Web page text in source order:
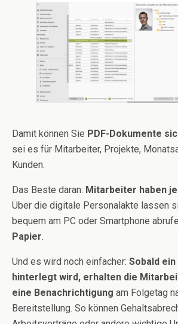
Damit können Sie PDF-Dokumente
sei es für Mitarbeiter, Projekte,
Kunden.
Das Beste daran: Mitarbeiter haben
Über die digitale Personalakte lassen
bequem am PC oder Smartphone
Papier.
Und es wird noch einfacher: Sobald
hinterlegt wird, erhalten die
eine Benachrichtigung am Folgetag
Bereitstellung. So können